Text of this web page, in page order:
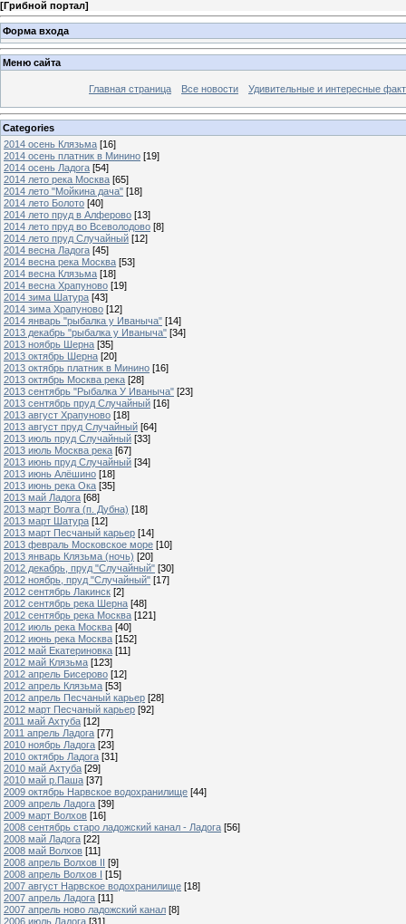
[Грибной портал]
Форма входа
Меню сайта
Главная страница Все новости Удивительные и интересные
Categories
2014 осень Клязьма [16]
2014 осень платник в Минино [19]
2014 осень Ладога [54]
2014 лето река Москва [65]
2014 лето "Мойкина дача" [18]
2014 лето Болото [40]
2014 лето пруд в Алферово [13]
2014 лето пруд во Всеволодово [8]
2014 лето пруд Случайный [12]
2014 весна Ладога [45]
2014 весна река Москва [53]
2014 весна Клязьма [18]
2014 весна Храпуново [19]
2014 зима Шатура [43]
2014 зима Храпуново [12]
2014 январь "рыбалка у Иваныча" [14]
2013 декабрь "рыбалка у Иваныча" [34]
2013 ноябрь Шерна [35]
2013 октябрь Шерна [20]
2013 октябрь платник в Минино [16]
2013 октябрь Москва река [28]
2013 сентябрь "Рыбалка У Иваныча" [23]
2013 сентябрь пруд Случайный [16]
2013 август Храпуново [18]
2013 август пруд Случайный [64]
2013 июль пруд Случайный [33]
2013 июль Москва река [67]
2013 июнь пруд Случайный [34]
2013 июнь Алёшино [18]
2013 июнь река Ока [35]
2013 май Ладога [68]
2013 март Волга (п. Дубна) [18]
2013 март Шатура [12]
2013 март Песчаный карьер [14]
2013 февраль Московское море [10]
2013 январь Клязьма (ночь) [20]
2012 декабрь, пруд "Случайный" [30]
2012 ноябрь, пруд "Случайный" [17]
2012 сентябрь Лакинск [2]
2012 сентябрь река Шерна [48]
2012 сентябрь река Москва [121]
2012 июль река Москва [40]
2012 июнь река Москва [152]
2012 май Екатериновка [11]
2012 май Клязьма [123]
2012 апрель Бисерово [12]
2012 апрель Клязьма [53]
2012 апрель Песчаный карьер [28]
2012 март Песчаный карьер [92]
2011 май Ахтуба [12]
2011 апрель Ладога [77]
2010 ноябрь Ладога [23]
2010 октябрь Ладога [31]
2010 май Ахтуба [29]
2010 май р.Паша [37]
2009 октябрь Нарвское водохранилище [44]
2009 апрель Ладога [39]
2009 март Волхов [16]
2008 сентябрь старо ладожский канал - Ладога [56]
2008 май Ладога [22]
2008 май Волхов [11]
2008 апрель Волхов II [9]
2008 апрель Волхов I [15]
2007 август Нарвское водохранилище [18]
2007 апрель Ладога [11]
2007 апрель ново ладожский канал [8]
2006 июль Ладога [31]